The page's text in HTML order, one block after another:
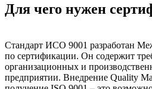
Для чего нужен
Стандарт ИСО 9001 разработан
по сертификации. Он содержит
организационных и
предприятии. Внедрение Quality